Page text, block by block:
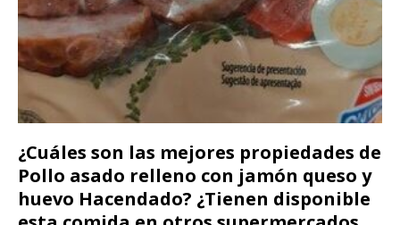
¿Cuáles son las mejores propiedades de
Pollo asado relleno con jamón queso y
huevo Hacendado? ¿Tienen disponible